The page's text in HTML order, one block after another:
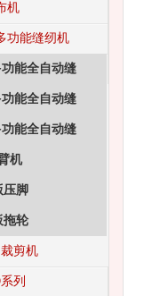
机
功能缝纫机
能全自动缝
能全自动缝
能全自动缝
机
压脚
拖轮
剪机
列